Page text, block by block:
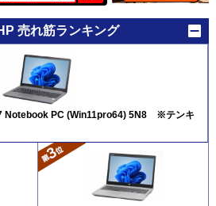
売れ筋ランキング
Notebook PC (Win11pro64) 5N8 ※テンキ